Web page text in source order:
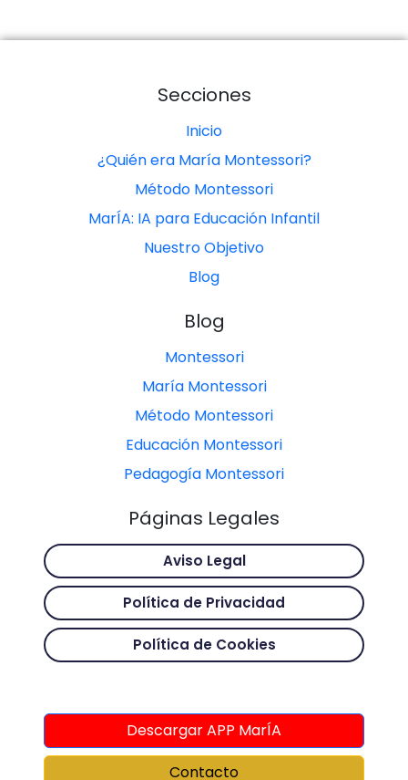
Secciones
Inicio
¿Quién era María Montessori?
Método Montessori
MarÍA: IA para Educación Infantil
Nuestro Objetivo
Blog
Blog
Montessori
María Montessori
Método Montessori
Educación Montessori
Pedagogía Montessori
Páginas Legales
Aviso Legal
Política de Privacidad
Política de Cookies
Descargar APP MarÍA
Contacto